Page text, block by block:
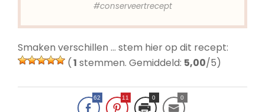
#conserveertrecept
Smaken verschillen … stem hier op dit recept:
(1 stemmen. Gemiddeld: 5,00/5)
62 11 0 0